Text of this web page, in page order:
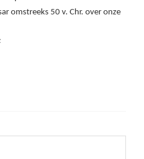
omstreeks 50 v. Chr. over onze